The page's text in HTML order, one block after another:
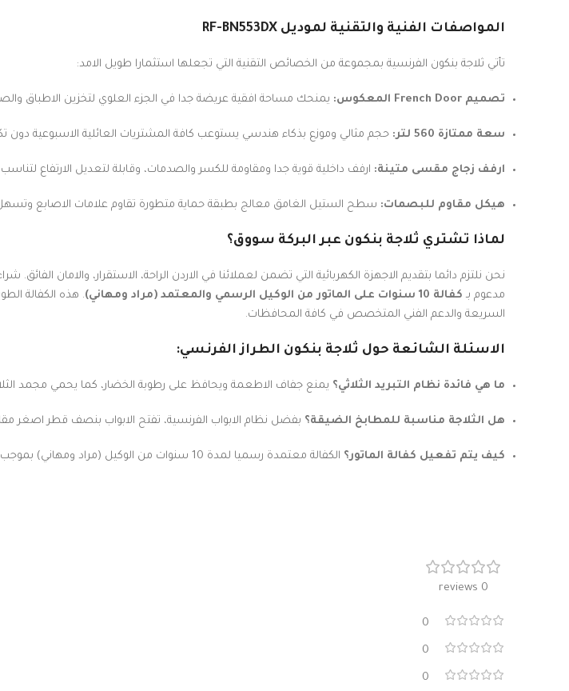
المواصفات الفنية والتقنية لموديل RF-BN553DX
تأتي ثلاجة بنكون الفرنسية بمجموعة من الخصائص التقنية التي تجعلها استثمارا طويل الامد:
تصميم French Door المعكوس: يمنحك مساحة افقية عريضة جدا في الجزء العلوي لتخزين الاطباق
سعة ممتازة 560 لتر: حجم مثالي وموزع بذكاء هندسي يستوعب كافة المشتريات العائلية الاسبوعية دون
ارفف زجاج مقسى متينة: ارفف داخلية قوية جدا ومقاومة للكسر والصدمات، وقابلة لتعديل الارتفاع لتناسب
هيكل مقاوم للبصمات: سطح الستيل الغامق معالج بطبقة حماية متطورة تقاوم علامات الاصابع
لماذا تشتري ثلاجة بنكون عبر البركة سووق؟
نحن نلتزم دائما بتقديم الاجهزة الكهربائية التي تضمن لعملائنا في الاردن الراحة، الاستقرار، والامان الفائق.
مدعوم بـ كفالة 10 سنوات على الماتور من الوكيل الرسمي والمعتمد (مراد ومهاني)
. هذه الكفالة
السريعة والدعم الفني المتخصص في كافة المحافظات.
الاسئلة الشائعة حول ثلاجة بنكون الطراز الفرنسي:
ما هي فائدة نظام التبريد الثلاثي؟ يمنع جفاف الاطعمة ويحافظ على رطوبة الخضار، كما يحمي مجمد
هل الثلاجة مناسبة للمطابخ الضيقة؟ بفضل نظام الابواب الفرنسية، تفتح الابواب بنصف قطر اصغر
كيف يتم تفعيل كفالة الماتور؟ الكفالة معتمدة رسميا لمدة 10 سنوات من الوكيل (مراد ومهاني) بموجب الفاتورة الرسمية وشهادة الضمان الصادرة من متجرنا البركة سووق.
0 reviews
0
0
0